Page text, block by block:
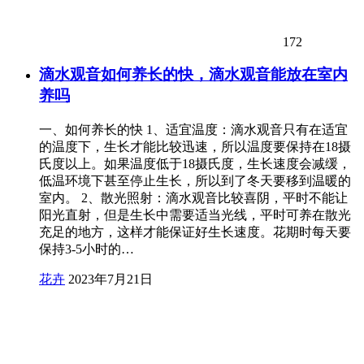
172
滴水观音如何养长的快，滴水观音能放在室内
养吗
一、如何养长的快 1、适宜温度：滴水观音只有在适宜
的温度下，生长才能比较迅速，所以温度要保持在18摄
氏度以上。如果温度低于18摄氏度，生长速度会减缓，
低温环境下甚至停止生长，所以到了冬天要移到温暖的
室内。 2、散光照射：滴水观音比较喜阴，平时不能让
阳光直射，但是生长中需要适当光线，平时可养在散光
充足的地方，这样才能保证好生长速度。花期时每天要
保持3-5小时的…
花卉 2023年7月21日